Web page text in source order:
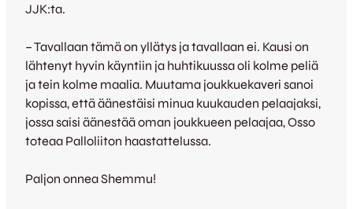
JJK:ta.
– Tavallaan tämä on yllätys ja tavallaan ei. Kausi on
lähtenyt hyvin käyntiin ja huhtikuussa oli kolme peliä
ja tein kolme maalia. Muutama joukkuekaveri sanoi
kopissa, että äänestäisi minua kuukauden pelaajaksi,
jossa saisi äänestää oman joukkueen pelaajaa, Osso
toteaa Palloliiton haastattelussa.
Paljon onnea Shemmu!